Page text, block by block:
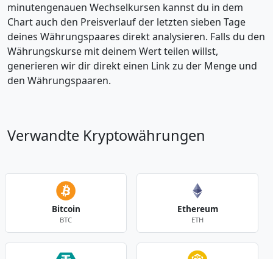
minutengenauen Wechselkursen kannst du in dem
Chart auch den Preisverlauf der letzten sieben Tage
deines Währungspaares direkt analysieren. Falls du den
Währungskurse mit deinem Wert teilen willst,
generieren wir dir direkt einen Link zu der Menge und
den Währungspaaren.
Verwandte Kryptowährungen
Bitcoin
BTC
Ethereum
ETH